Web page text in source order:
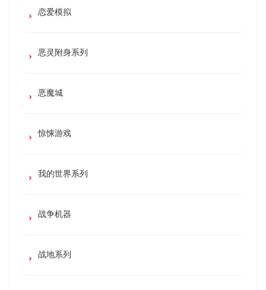
恋爱模拟
恶灵附身系列
恶魔城
惊悚游戏
我的世界系列
战争机器
战地系列